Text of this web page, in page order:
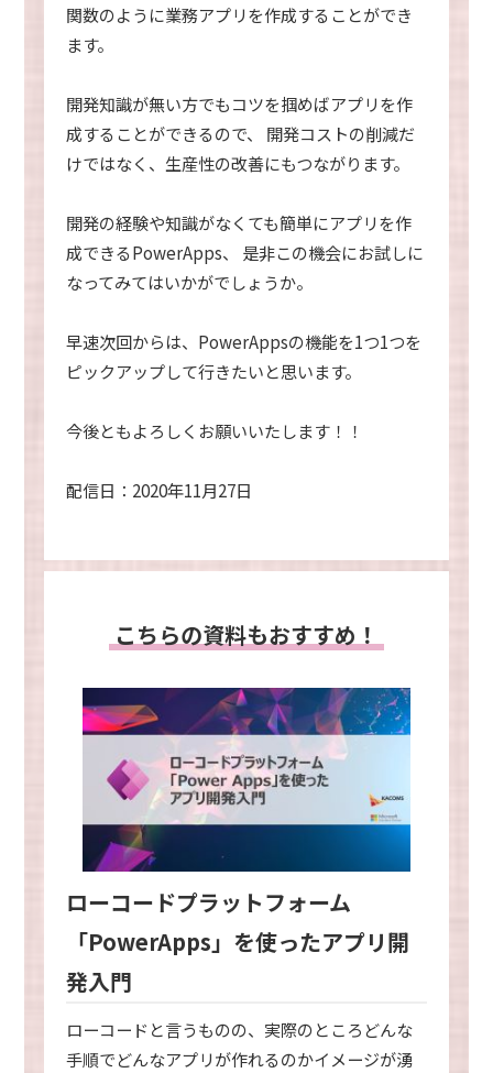
関数のように業務アプリを作成することができ
ます。
開発知識が無い方でもコツを掴めばアプリを作
成することができるので、
開発コストの削減だ
けではなく、生産性の改善にもつながります。
開発の経験や知識がなくても簡単にアプリを作
成できるPowerApps、
是非この機会にお試しに
なってみてはいかがでしょうか。
早速次回からは、PowerAppsの機能を1つ1つを
ピックアップして行きたいと思います。
今後ともよろしくお願いいたします！！
配信日：2020年11月27日
こちらの資料もおすすめ！
ローコードプラットフォーム
「PowerApps」を使ったアプリ開
発入門
ローコードと言うものの、実際のところどんな
手順でどんなアプリが作れるのかイメージが湧